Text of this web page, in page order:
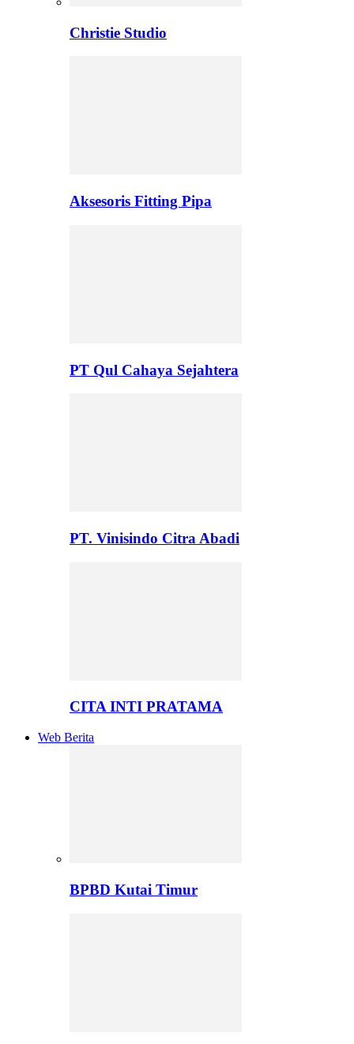
Christie Studio
Aksesoris Fitting Pipa
PT Qul Cahaya Sejahtera
PT. Vinisindo Citra Abadi
CITA INTI PRATAMA
Web Berita
BPBD Kutai Timur